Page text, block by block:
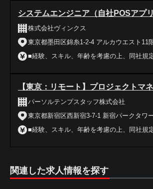
システムエンジニア（自社POSアプ
株式会社ヴィンクス
東京都墨田区錦糸1-2-4 アルカウエスト11
■経験、スキル、年齢を考慮の上、同社規
【東京：リモート】プロジェクトマ
パーソルテンプスタッフ株式会社
東京都新宿区西新宿3-7-1 新宿パークタワ
■経験、スキル、年齢を考慮の上、同社規
関連した求人情報を探す